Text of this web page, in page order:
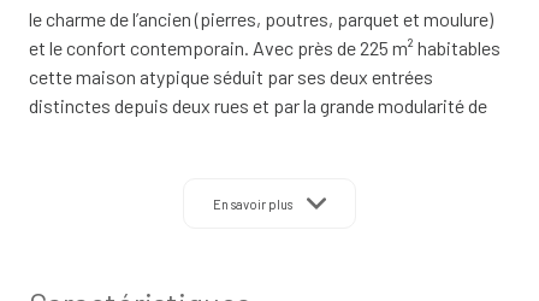
le charme de l’ancien (pierres, poutres, parquet et moulure)
et le confort contemporain. Avec près de 225 m² habitables
cette maison atypique séduit par ses deux entrées
distinctes depuis deux rues et par la grande modularité de
activité professionnelle). Les atouts - Bien atypique avec
En savoir plus